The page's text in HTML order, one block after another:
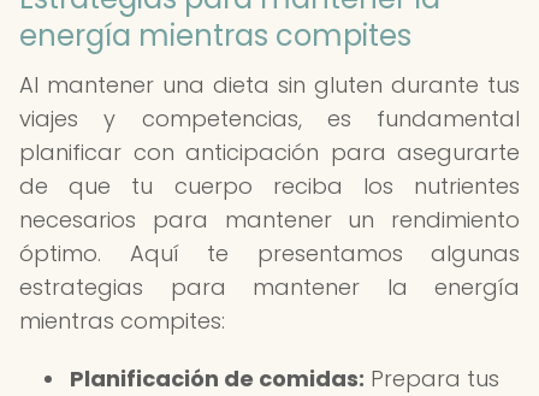
energía mientras compites
Al mantener una dieta sin gluten durante tus
viajes y competencias, es fundamental
planificar con anticipación para asegurarte
de que tu cuerpo reciba los nutrientes
necesarios para mantener un rendimiento
óptimo. Aquí te presentamos algunas
estrategias para mantener la energía
mientras compites:
Planificación de comidas: Prepara tus